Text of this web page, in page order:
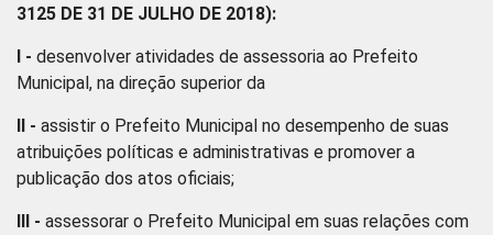
3125 DE 31 DE JULHO DE 2018):
I - desenvolver atividades de assessoria ao Prefeito
Municipal, na direção superior da
II - assistir o Prefeito Municipal no desempenho de suas
atribuições políticas e administrativas e promover a
publicação dos atos oficiais;
III - assessorar o Prefeito Municipal em suas relações com